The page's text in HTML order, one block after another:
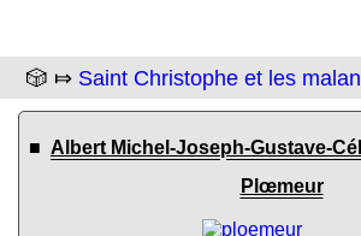
🎲 ⤇ Saint Christophe et les
■ Albert Michel-Joseph-Gustave-
Plœmeur